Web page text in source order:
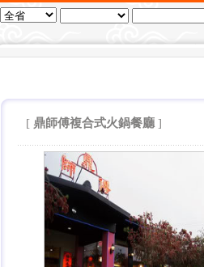
[ 鼎師傅複合式火鍋餐廳 ]